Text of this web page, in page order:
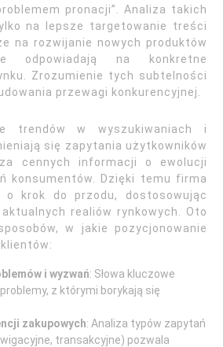
pronacji”. Analiza takich
na lepsze targetowanie treści
na rozwijanie nowych produktów
odpowiadają na konkretne
Zrozumienie tych subtelności
przewagi konkurencyjnej.
trendów w wyszukiwaniach i
się zapytania użytkowników
cennych informacji o ewolucji
konsumentów. Dzięki temu firma
krok do przodu, dostosowując
realiów rynkowych. Oto
w jakie pozycjonowanie
i wyzwań: Słowa kluczowe
z którymi borykają się
zakupowych: Analiza typów zapytań
transakcyjne) pozwala